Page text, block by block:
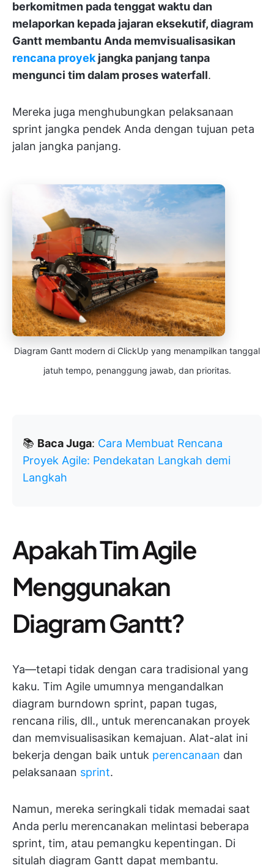
berkomitmen pada tenggat waktu dan
melaporkan kepada jajaran eksekutif, diagram
Gantt membantu Anda memvisualisasikan
rencana proyekjangka panjang tanpa
mengunci tim dalam proses waterfall.
Mereka juga menghubungkan pelaksanaan
sprint jangka pendek Anda dengan tujuan peta
jalan jangka panjang.
Diagram Gantt modern di ClickUp yang menampilkan tanggal
jatuh tempo, penanggung jawab, dan prioritas.
📚 Baca Juga: Cara Membuat Rencana
Proyek Agile: Pendekatan Langkah demi
Langkah
Apakah Tim Agile
Menggunakan
Diagram Gantt?
Ya—tetapi tidak dengan cara tradisional yang
kaku. Tim Agile umumnya mengandalkan
diagram burndown sprint, papan tugas,
rencana rilis, dll., untuk merencanakan proyek
dan memvisualisasikan kemajuan. Alat-alat ini
bekerja dengan baik untuk perencanaan dan
pelaksanaan sprint.
Namun, mereka seringkali tidak memadai saat
Anda perlu merencanakan melintasi beberapa
sprint, tim, atau pemangku kepentingan. Di
situlah diagram Gantt dapat membantu.